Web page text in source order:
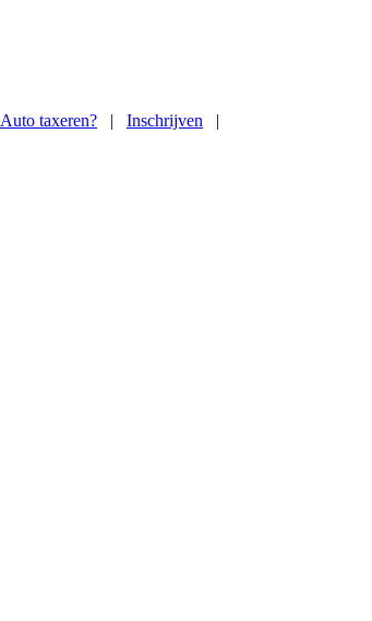
Auto taxeren? | Inschrijven |